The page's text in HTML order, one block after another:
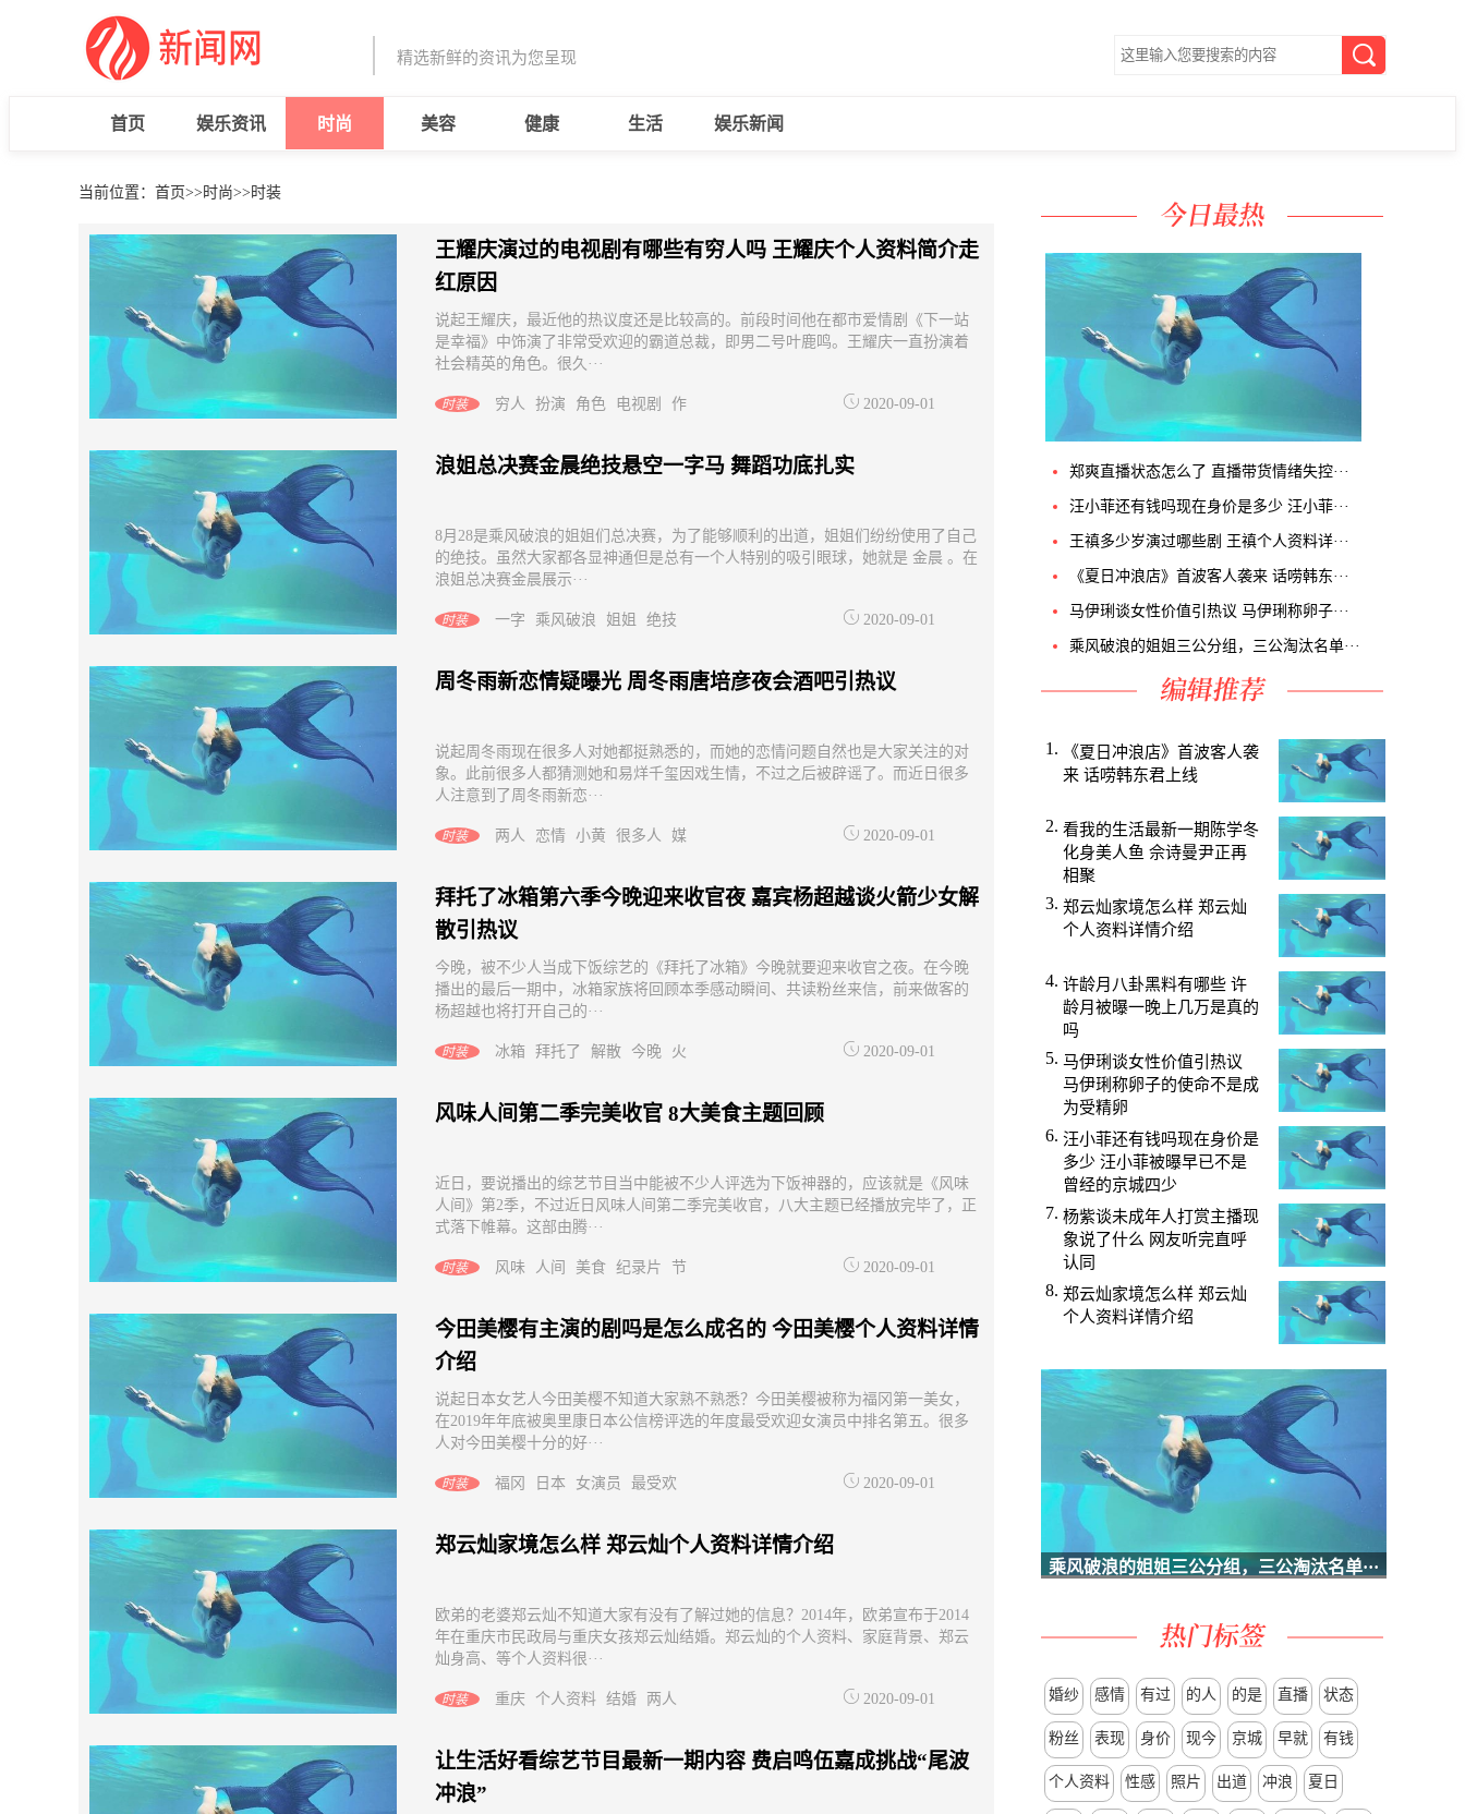
精选新鲜的资讯为您呈现
首页 娱乐资讯 时尚 美容 健康 生活 娱乐新闻
郑爽直播状态怎么了 直播带货情绪失控···
汪小菲还有钱吗现在身价是多少 汪小菲···
王禛多少岁演过哪些剧 王禛个人资料详···
《夏日冲浪店》首波客人袭来 话唠韩东···
马伊琍谈女性价值引热议 马伊琍称卵子···
乘风破浪的姐姐三公分组，三公淘汰名单···
《夏日冲浪店》首波客人袭
来 话唠韩东君上线
看我的生活最新一期陈学冬
化身美人鱼 佘诗曼尹正再
相聚
郑云灿家境怎么样 郑云灿
个人资料详情介绍
许龄月八卦黑料有哪些 许
龄月被曝一晚上几万是真的
吗
马伊琍谈女性价值引热议
马伊琍称卵子的使命不是成
为受精卵
汪小菲还有钱吗现在身价是
多少 汪小菲被曝早已不是
曾经的京城四少
杨紫谈未成年人打赏主播现
象说了什么 网友听完直呼
认同
郑云灿家境怎么样 郑云灿
个人资料详情介绍
乘风破浪的姐姐三公分组，三公淘汰名单···
婚纱 感情 有过 的人 的是 直播 状态
粉丝 表现 身价 现今 京城 早就 有钱
个人资料 性感 照片 出道 冲浪 夏日
当前位置： 首页>> 时尚>> 时装
王耀庆演过的电视剧有哪些有穷人吗 王耀庆个人资料简介走
红原因
说起王耀庆，最近他的热议度还是比较高的。前段时间他在都市爱情剧《下一站
是幸福》中饰演了非常受欢迎的霸道总裁，即男二号叶鹿鸣。王耀庆一直扮演着
社会精英的角色。很久···
时装 穷人 扮演 角色 电视剧 作 2020-09-01
浪姐总决赛金晨绝技悬空一字马 舞蹈功底扎实
8月28是乘风破浪的姐姐们总决赛，为了能够顺利的出道，姐姐们纷纷使用了自己
的绝技。虽然大家都各显神通但是总有一个人特别的吸引眼球，她就是 金晨 。在
浪姐总决赛金晨展示···
时装 一字 乘风破浪 姐姐 绝技 2020-09-01
周冬雨新恋情疑曝光 周冬雨唐培彦夜会酒吧引热议
说起周冬雨现在很多人对她都挺熟悉的，而她的恋情问题自然也是大家关注的对
象。此前很多人都猜测她和易烊千玺因戏生情，不过之后被辟谣了。而近日很多
人注意到了周冬雨新恋···
时装 两人 恋情 小黄 很多人 媒 2020-09-01
拜托了冰箱第六季今晚迎来收官夜 嘉宾杨超越谈火箭少女解
散引热议
今晚，被不少人当成下饭综艺的《拜托了冰箱》今晚就要迎来收官之夜。在今晚
播出的最后一期中，冰箱家族将回顾本季感动瞬间、共读粉丝来信，前来做客的
杨超越也将打开自己的···
时装 冰箱 拜托了 解散 今晚 火 2020-09-01
风味人间第二季完美收官 8大美食主题回顾
近日，要说播出的综艺节目当中能被不少人评选为下饭神器的，应该就是《风味
人间》第2季，不过近日风味人间第二季完美收官，八大主题已经播放完毕了，正
式落下帷幕。这部由腾···
时装 风味 人间 美食 纪录片 节 2020-09-01
今田美樱有主演的剧吗是怎么成名的 今田美樱个人资料详情
介绍
说起日本女艺人今田美樱不知道大家熟不熟悉？今田美樱被称为福冈第一美女，
在2019年年底被奥里康日本公信榜评选的年度最受欢迎女演员中排名第五。很多
人对今田美樱十分的好···
时装 福冈 日本 女演员 最受欢 2020-09-01
郑云灿家境怎么样 郑云灿个人资料详情介绍
欧弟的老婆郑云灿不知道大家有没有了解过她的信息？2014年，欧弟宣布于2014
年在重庆市民政局与重庆女孩郑云灿结婚。郑云灿的个人资料、家庭背景、郑云
灿身高、等个人资料很···
时装 重庆 个人资料 结婚 两人 2020-09-01
让生活好看综艺节目最新一期内容 费启鸣伍嘉成挑战“尾波
冲浪”